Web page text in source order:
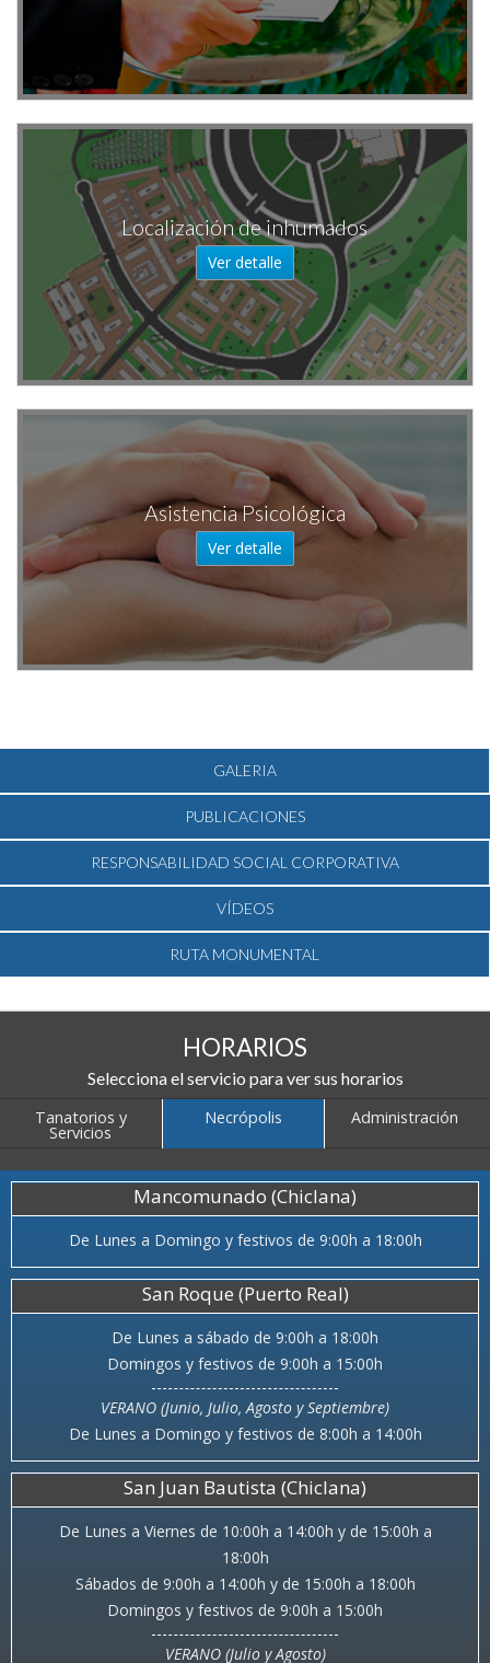
Localización de inhumados
Ver detalle
Asistencia Psicológica
Ver detalle
GALERIA
PUBLICACIONES
RESPONSABILIDAD SOCIAL CORPORATIVA
VÍDEOS
RUTA MONUMENTAL
HORARIOS
Selecciona el servicio para ver sus horarios
Tanatorios y
Servicios
Necrópolis Administración
Mancomunado (Chiclana)
De Lunes a Domingo y festivos de 9:00h a 18:00h
San Roque (Puerto Real)
De Lunes a sábado de 9:00h a 18:00h
Domingos y festivos de 9:00h a 15:00h
VERANO (Junio, Julio, Agosto y Septiembre)
De Lunes a Domingo y festivos de 8:00h a 14:00h
San Juan Bautista (Chiclana)
De Lunes a Viernes de 10:00h a 14:00h y de 15:00h a
18:00h
Sábados de 9:00h a 14:00h y de 15:00h a 18:00h
Domingos y festivos de 9:00h a 15:00h
VERANO (Julio y Agosto)